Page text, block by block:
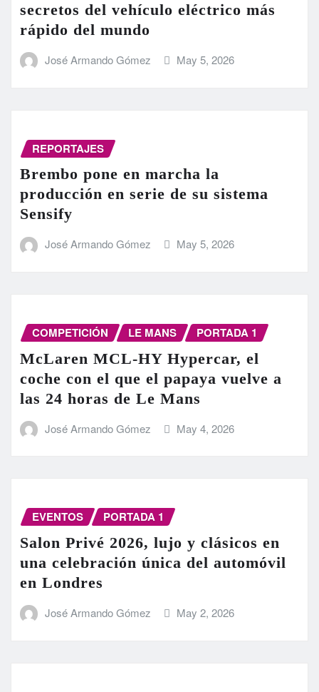
secretos del vehículo eléctrico más
rápido del mundo
José Armando Gómez May 5, 2026
REPORTAJES
Brembo pone en marcha la
producción en serie de su sistema
Sensify
José Armando Gómez May 5, 2026
COMPETICIÓN LE MANS PORTADA 1
McLaren MCL-HY Hypercar, el
coche con el que el papaya vuelve a
las 24 horas de Le Mans
José Armando Gómez May 4, 2026
EVENTOS PORTADA 1
Salon Privé 2026, lujo y clásicos en
una celebración única del automóvil
en Londres
José Armando Gómez May 2, 2026